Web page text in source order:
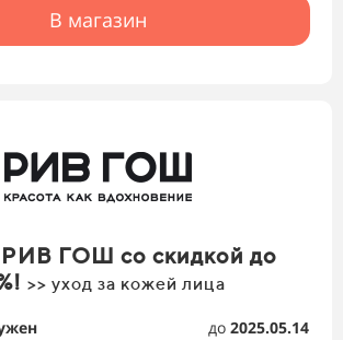
В магазин
РИВ ГОШ со скидкой до
>> уход за кожей лица
до 2025.05.14